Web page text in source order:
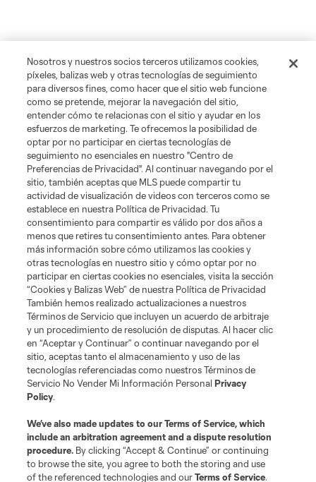
Nosotros y nuestros socios terceros utilizamos cookies,
píxeles, balizas web y otras tecnologías de seguimiento
para diversos fines, como hacer que el sitio web funcione
como se pretende, mejorar la navegación del sitio,
entender cómo te relacionas con el sitio y ayudar en los
esfuerzos de marketing. Te ofrecemos la posibilidad de
optar por no participar en ciertas tecnologías de
seguimiento no esenciales en nuestro "Centro de
Preferencias de Privacidad". Al continuar navegando por el
sitio, también aceptas que MLS puede compartir tu
actividad de visualización de videos con terceros como se
establece en nuestra Política de Privacidad. Tu
consentimiento para compartir es válido por dos años a
menos que retires tu consentimiento antes. Para obtener
más información sobre cómo utilizamos las cookies y
otras tecnologías en nuestro sitio y cómo optar por no
participar en ciertas cookies no esenciales, visita la sección
“Cookies y Balizas Web” de nuestra Política de Privacidad
También hemos realizado actualizaciones a nuestros
Términos de Servicio que incluyen un acuerdo de arbitraje
y un procedimiento de resolución de disputas. Al hacer clic
en “Aceptar y Continuar” o continuar navegando por el
sitio, aceptas tanto el almacenamiento y uso de las
tecnologías referenciadas como nuestros Términos de
Servicio No Vender Mi Información PersonalPrivacy
Policy.
We’ve also made updates to ourTerms of Service, which
include an arbitration agreement and a dispute resolution
procedure. By clicking “Accept & Continue” or continuing
to browse the site, you agree to both the storing and use
of the referenced technologies and ourTerms of Service.